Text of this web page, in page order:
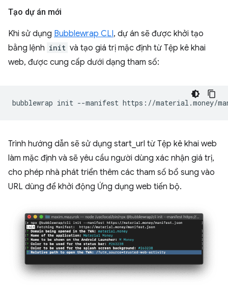
Tạo dự án mới
Khi sử dụng Bubblewrap CLI, dự án sẽ được khởi tạo
bằng lệnh init và tạo giá trị mặc định từ Tệp kê khai
web, được cung cấp dưới dạng tham số:
bubblewrap init --manifest
Trình hướng dẫn sẽ sử dụng start_url từ Tệp kê khai web
làm mặc định và sẽ yêu cầu người dùng xác nhận giá trị,
cho phép nhà phát triển thêm các tham số bổ sung vào
URL dùng để khởi động Ứng dụng web tiến bộ.